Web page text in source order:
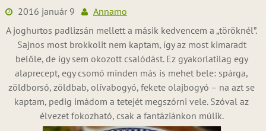
2016 január 9
Annamo
A joghurtos padlizsán mellett a másik kedvencem a „töröknél”.
Sajnos most brokkolit nem kaptam, így az most kimaradt
belőle, de így sem okozott csalódást. Ez gyakorlatilag egy
alaprecept, egy csomó minden más is mehet bele: spárga,
zöldborsó, zöldbab, olívabogyó, fekete olajbogyó – na azt se
kaptam, pedig imádom a tetejét megszórni vele. Szóval az
élvezet fokozható, csak a fantáziánkon múlik.